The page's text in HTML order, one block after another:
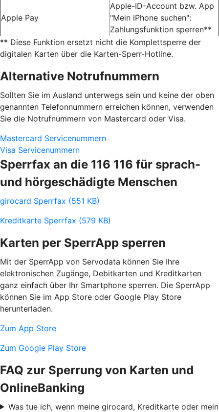
Apple Pay
Apple-ID-Account bzw. App
"Mein iPhone suchen":
Zahlungsfunktion sperren**
** Diese Funktion ersetzt nicht die Komplettsperre der
digitalen Karten über die Karten-Sperr-Hotline.
Alternative Notrufnummern
Sollten Sie im Ausland unterwegs sein und keine der oben
genannten Telefonnummern erreichen können, verwenden
Sie die Notrufnummern von Mastercard oder Visa.
Mastercard Servicenummern
Visa Servicenummern
Sperrfax an die 116 116 für sprach-
und hörgeschädigte Menschen
girocard Sperrfax (551 KB)
Kreditkarte Sperrfax (579 KB)
Karten per SperrApp sperren
Mit der SperrApp von Servodata können Sie Ihre
elektronischen Zugänge, Debitkarten und Kreditkarten
ganz einfach über Ihr Smartphone sperren. Die SperrApp
können Sie im App Store oder Google Play Store
herunterladen.
Zum App Store
Zum Google Play Store
FAQ zur Sperrung von Karten und
OnlineBanking
Was tue ich, wenn meine girocard, Kreditkarte oder mein